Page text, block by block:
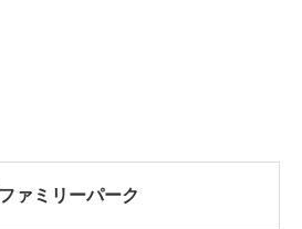
ァミリーパーク